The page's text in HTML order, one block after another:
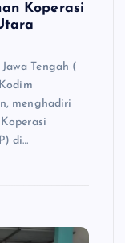
Koperasi
Tengah (
menghadiri
di…